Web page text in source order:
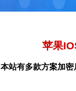
苹果
本站有多款方案加